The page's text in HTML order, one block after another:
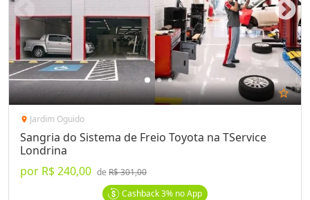
star_outline
location_on Jardim Oguido
Sangria do Sistema de Freio Toyota na TService
Londrina
por R$ 240,00 de R$ 301,00
Cashback3% no App